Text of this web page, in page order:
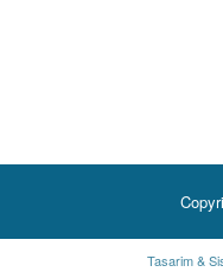
Tasarim &